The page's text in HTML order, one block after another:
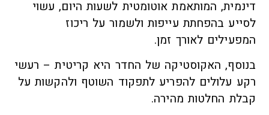
דינמית, המותאמת אוטומטית לשעות היום, עשוי
לסייע בהפחתת עייפות ולשמור על ריכוז
המפעילים לאורך זמן.
בנוסף, האקוסטיקה של החדר היא קריטית – רעשי
רקע עלולים להפריע לתפקוד השוטף ולהקשות על
קבלת החלטות מהירה.